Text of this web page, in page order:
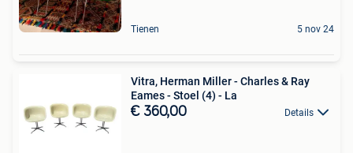
Tienen 5 nov 24
Vitra, Herman Miller - Charles & Ray
Eames - Stoel (4) - La
€ 360,00 Details